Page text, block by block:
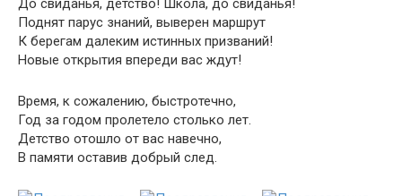
До свиданья, детство! Школа, до свиданья!
Поднят парус знаний, выверен маршрут
К берегам далеким истинных призваний!
Новые открытия впереди вас ждут!
Время, к сожалению, быстротечно,
Год за годом пролетело столько лет.
Детство отошло от вас навечно,
В памяти оставив добрый след.